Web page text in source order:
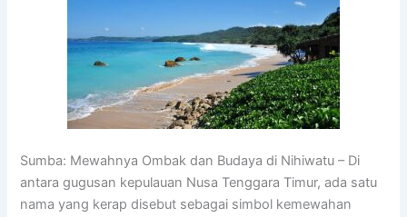
Sumba: Mewahnya Ombak dan Budaya di Nihiwatu – Di
antara gugusan kepulauan Nusa Tenggara Timur, ada satu
nama yang kerap disebut sebagai simbol kemewahan